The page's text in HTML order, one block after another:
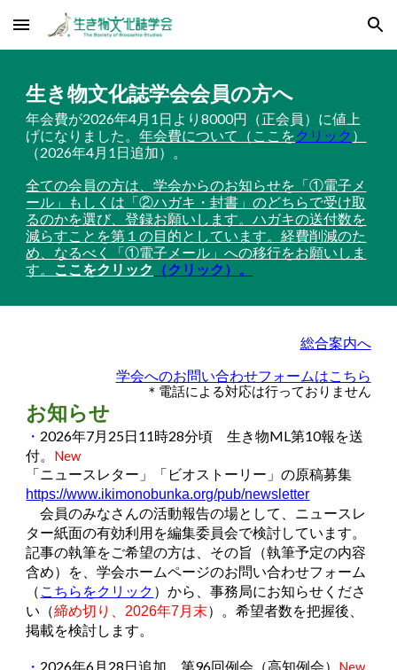
Skip to main content Skip to navigation
生き物文化誌学会会員の方へ
年会費が2026年4月1日より8000円（正会員）に値上
げになりました。年会費について（ここをクリック ）
（2026年4月1日追加）。
全ての会員の方は、学会からのお知らせを「①電子メ
ール」もしくは「②ハガキ・封書」のどちらで受け取
るのかを選び、登録お願いします。ハガキの送付数を
減らすことを第１の目的としています。経費削減のた
め、なるべく「①電子メール」への移行をお願いしま
す。 ここをクリック （クリック）。
総合案内へ
学会へのお問い合わせフォームはこちら
＊電話による対応は行っておりません
お知らせ
・ 2026年7月25日11時28分頃 生き物ML第10報を送
付。 New
「ニュースレター」
「ビオストーリー」の原稿募集
https://www.ikimonobunka.org/pub/newsletter
会員のみなさんの活動報告の場として、ニュースレ
ター紙面の有効利用を編集委員会で検討しています。
記事の執筆をご希望の方は、その旨（執筆予定の内容
含め）を、学会ホームページのお問い合わせフォーム
（ こちらをクリック ）から、事務局にお知らせくださ
い（締め切り、2026年7月末）。希望者数を把握後、
掲載を検討します。
・ 2026年6月28日追加 第96回例会（高知例会） New